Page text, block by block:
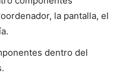
la pantalla, el
dentro del